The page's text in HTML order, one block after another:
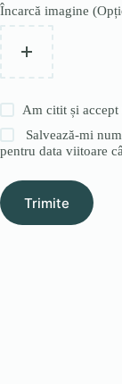
Încarcă imagine
Am citit și accept
Salvează-mi
pentru data viitoare
Trimite